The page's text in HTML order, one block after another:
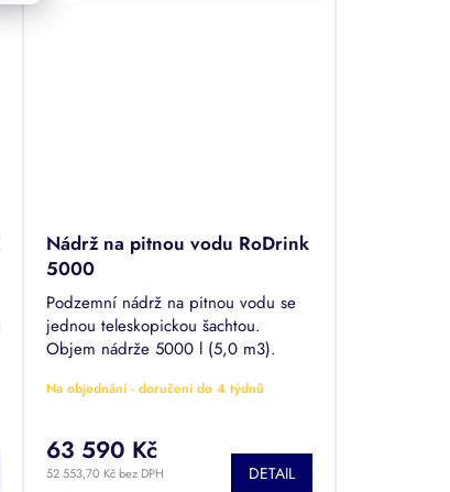
Nádrž na pitnou vodu RoDrink
5000
Podzemní nádrž na pitnou vodu se
jednou teleskopickou šachtou.
Objem nádrže 5000 l (5,0 m3).
REG2-0004-04-ZGPro1-2731.
Na objednání - doručení do 4 týdnů
52 553,70 Kč bez DPH
63 590 Kč
DETAIL